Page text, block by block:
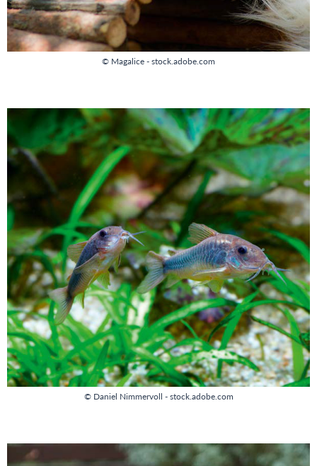
© Magalice - stock.adobe.com
© Daniel Nimmervoll - stock.adobe.com